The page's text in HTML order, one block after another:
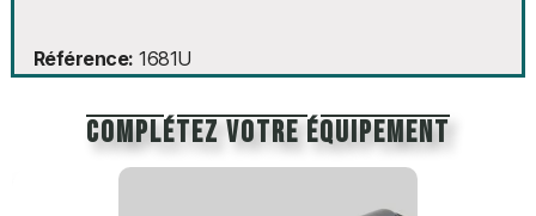
Référence 1681U
Complétez votre équipement